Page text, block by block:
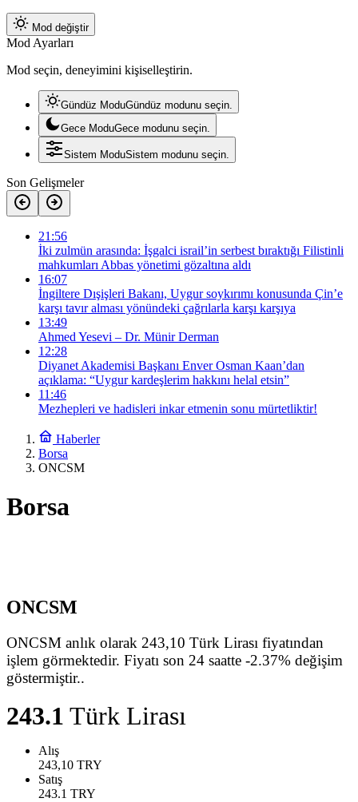
Mod değiştir
Mod Ayarları
Mod seçin, deneyimini kişiselleştirin.
Gündüz ModuGündüz modunu seçin.
Gece ModuGece modunu seçin.
Sistem ModuSistem modunu seçin.
Son Gelişmeler
21:56
İki zulmün arasında: İşgalci israil’in serbest bıraktığı Filistinli
mahkumları Abbas yönetimi gözaltına aldı
16:07
İngiltere Dışişleri Bakanı, Uygur soykırımı konusunda Çin’e
karşı tavır alması yönündeki çağrılarla karşı karşıya
13:49
Ahmed Yesevi – Dr. Münir Derman
12:28
Diyanet Akademisi Başkanı Enver Osman Kaan’dan
açıklama: “Uygur kardeşlerim hakkını helal etsin”
11:46
Mezhepleri ve hadisleri inkar etmenin sonu mürtetliktir!
Haberler
Borsa
ONCSM
Borsa
ONCSM
ONCSM anlık olarak 243,10 Türk Lirası fiyatından
işlem görmektedir. Fiyatı son 24 saatte -2.37% değişim
göstermiştir..
243.1 Türk Lirası
Alış
243,10 TRY
Satış
243.1 TRY